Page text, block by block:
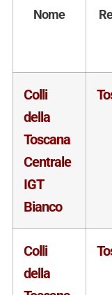
Nome
Colli
della
Toscana
Centrale
IGT
Bianco
Colli
della